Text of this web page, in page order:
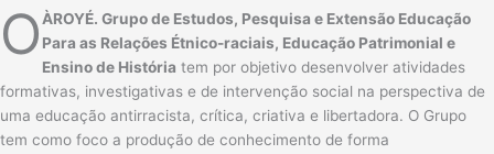
OÀROYÉ. Grupo de Estudos, Pesquisa e Extensão Educação
Para as Relações Étnico-raciais, Educação Patrimonial e
Ensino de História tem por objetivo desenvolver atividades
formativas, investigativas e de intervenção social na perspectiva de
uma educação antirracista, crítica, criativa e libertadora. O Grupo
tem como foco a produção de conhecimento de forma